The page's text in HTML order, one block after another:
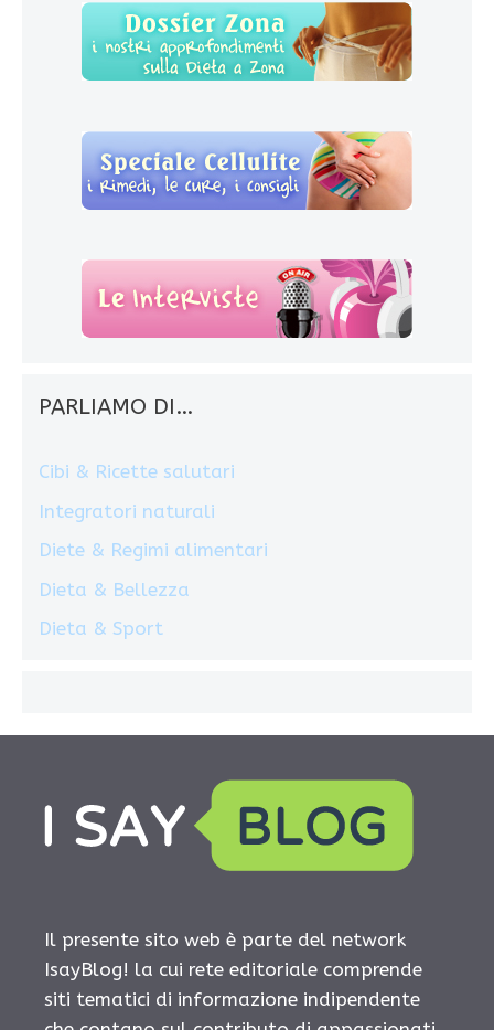
PARLIAMO DI…
Cibi & Ricette salutari
Integratori naturali
Diete & Regimi alimentari
Dieta & Bellezza
Dieta & Sport
Il presente sito web è parte del network
IsayBlog! la cui rete editoriale comprende
siti tematici di informazione indipendente